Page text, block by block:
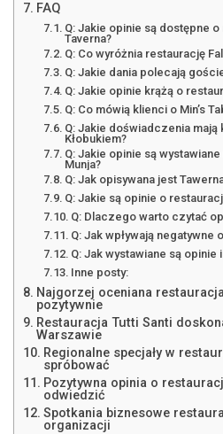
FAQ
Q: Jakie opinie są dostępne
Taverna?
Q: Co wyróżnia restaurację
Q: Jakie dania polecają
Q: Jakie opinie krążą o
Q: Co mówią klienci o Min’s
Q: Jakie doświadczenia mają
Kłobukiem?
Q: Jakie opinie są
Munja?
Q: Jak opisywana jest
Q: Jakie są opinie o
Q: Dlaczego warto czytać
Q: Jak wpływają negatywne
Q: Jak wystawiane są
Inne posty:
Najgorzej oceniana
pozytywnie
Restauracja Tutti Santi
Warszawie
Regionalne specjały w
spróbować
Pozytywna opinia o
odwiedzić
Spotkania biznesowe
organizacji